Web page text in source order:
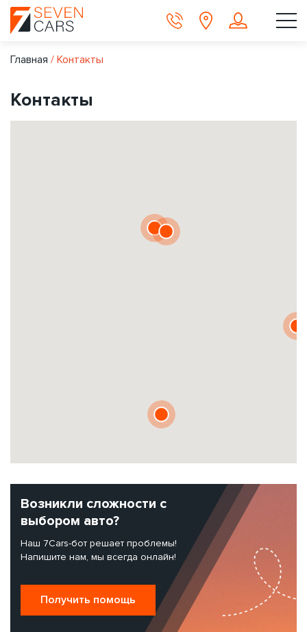
Главная / Контакты
Контакты
Возникли сложности с
выбором авто?
Наш 7Cars-бот решает проблемы!
Напишите нам, мы всегда онлайн!
Получить помощь